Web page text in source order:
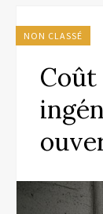
NON CLASSÉ